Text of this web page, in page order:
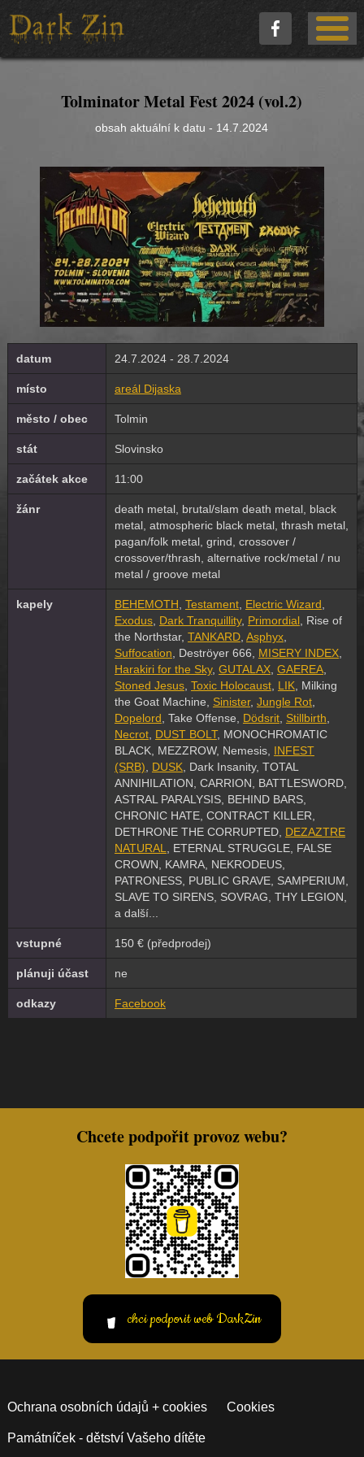
Tolminator Metal Fest 2024 (vol.2)
obsah aktuální k datu - 14.7.2024
datum 24.7.2024 - 28.7.2024
místo areál Dijaska
město / obec Tolmin
stát Slovinsko
začátek akce 11:00
žánr
death metal, brutal/slam death metal, black
metal, atmospheric black metal, thrash metal,
pagan/folk metal, grind, crossover /
crossover/thrash, alternative rock/metal / nu
metal / groove metal
kapely BEHEMOTH Testament, Electric Wizard
Exodus, Dark Tranquillity, Primordial, Rise of
the Northstar, TANKARD, Asphyx,
Suffocation , Deströyer 666, MISERY INDEX,
Harakiri for the Sky, GUTALAX, GAEREA,
Stoned Jesus, Toxic Holocaust, LIK, Milking
the Goat Machine, Sinister, Jungle Rot,
Dopelord , Take Offense, Dödsrit, Stillbirth
Necrot, DUST BOLT, MONOCHROMATIC
BLACK, MEZZROW, Nemesis, INFEST
(SRB)
DUSK, Dark Insanity, TOTAL
ANNIHILATION, CARRION, BATTLESWORD,
ASTRAL PARALYSIS, BEHIND BARS,
CHRONIC HATE, CONTRACT KILLER,
DETHRONE THE CORRUPTED, DEZAZTRE
NATURAL
, ETERNAL STRUGGLE, FALSE
CROWN, KAMRA, NEKRODEUS,
PATRONESS, PUBLIC GRAVE, SAMPERIUM,
SLAVE TO SIRENS, SOVRAG, THY LEGION,
a další...
vstupné 150 € (předprodej)
plánuji účast ne
odkazy Facebook
Chcete podpořit provoz webu?
chci podporit web DarkZin
Ochrana osobních údajů + cookies Cookies
Památníček - dětství Vašeho dítěte